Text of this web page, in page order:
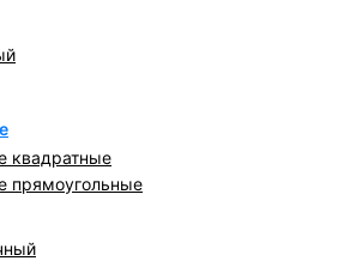
квадратные
прямоугольные